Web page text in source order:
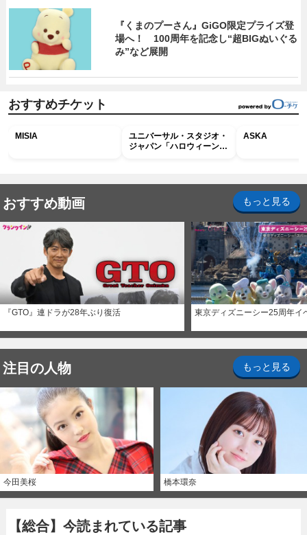
『くまのプーさん』GiGO限定プライズ登
場へ！ 100周年を記念し“超BIGぬいぐる
み”など展開
おすすめチケット
MISIA
ユニバーサル・スタジオ・
ジャパン「ハロウィーン・
ASKA
おすすめ動画 もっと見る
『GTO』連ドラが28年ぶり復活 東京ディズニーシー25周年イ
注目の人物 もっと見る
今田美桜 橋本環奈
【総合】今読まれている記事